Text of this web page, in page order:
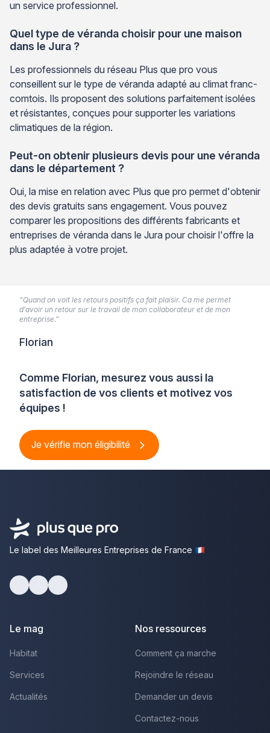
un service professionnel.
Quel type de véranda choisir pour une maison
dans le Jura ?
Les professionnels du réseau Plus que pro vous
conseillent sur le type de véranda adapté au climat franc-
comtois. Ils proposent des solutions parfaitement isolées
et résistantes, conçues pour supporter les variations
climatiques de la région.
Peut-on obtenir plusieurs devis pour une véranda
dans le département ?
Oui, la mise en relation avec Plus que pro permet d'obtenir
des devis gratuits sans engagement. Vous pouvez
comparer les propositions des différents fabricants et
entreprises de véranda dans le Jura pour choisir l'offre la
plus adaptée à votre projet.
Comme Florian, mesurez vous aussi la
satisfaction de vos clients et motivez vos
équipes !
Je vérifie mon éligibilité
“Quand on voit les retours positifs ça fait plaisir. Ca me permet
d’avoir un retour sur le travail de mon collaborateur et de mon
entreprise.”
Florian
Le label des Meilleures Entreprises de France
Le mag
Habitat
Services
Actualités
Nos ressources
Comment ça marche
Rejoindre le réseau
Demander un devis
Contactez-nous